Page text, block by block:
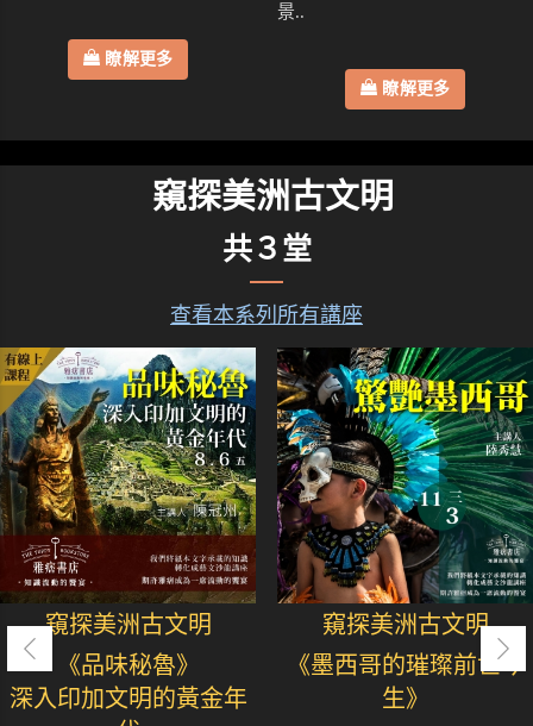
瞭解更多
景..
瞭解更多
窺探美洲古文明
共３堂
查看本系列所有講座
窺探美洲古文明
《品味秘魯》
深入印加文明的黃金年
窺探美洲古文明
《墨西哥的璀璨前世今
生》